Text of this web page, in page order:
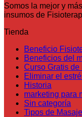
Somos la mejor y
insumos de
Tienda
Beneficio
Beneficios del
Curso Gratis de
Eliminar el
Historia
marketing para
Sin categoría
Tipos de